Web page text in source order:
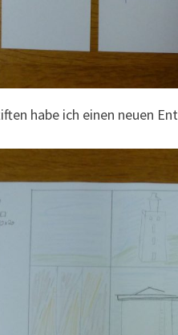
habe ich einen neuen